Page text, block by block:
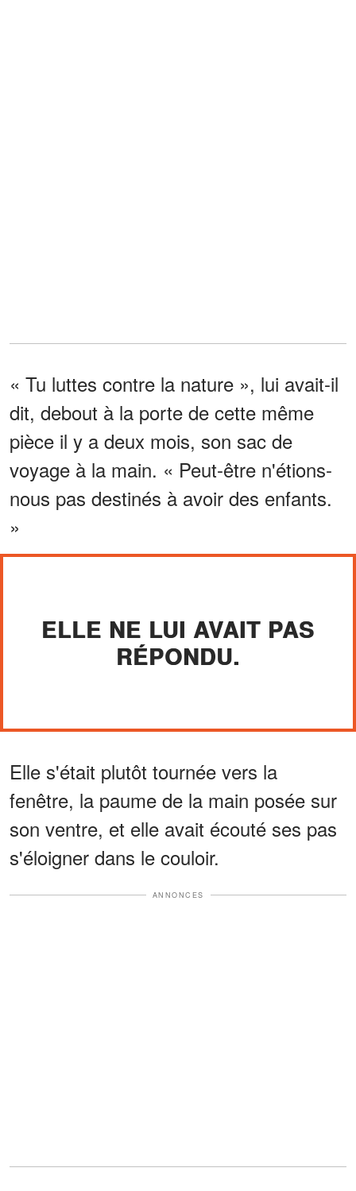
« Tu luttes contre la nature », lui avait-il
dit, debout à la porte de cette même
pièce il y a deux mois, son sac de
voyage à la main. « Peut-être n'étions-
nous pas destinés à avoir des enfants.
»
ELLE NE LUI AVAIT PAS
RÉPONDU.
Elle s'était plutôt tournée vers la
fenêtre, la paume de la main posée sur
son ventre, et elle avait écouté ses pas
s'éloigner dans le couloir.
ANNONCES